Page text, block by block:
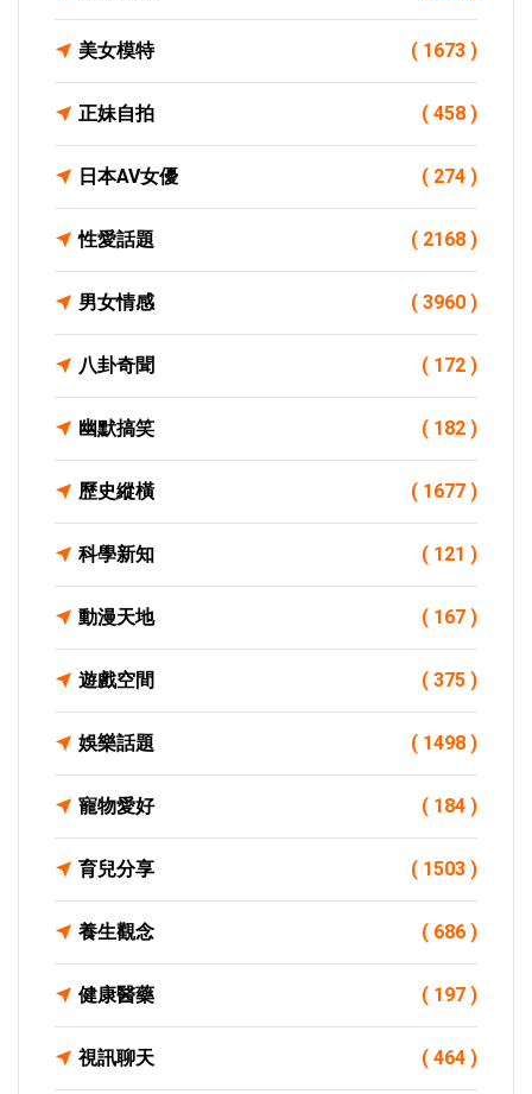
美女模特 ( 1673 )
正妹自拍 ( 458 )
日本AV女優 ( 274 )
性愛話題 ( 2168 )
男女情感 ( 3960 )
八卦奇聞 ( 172 )
幽默搞笑 ( 182 )
歷史縱橫 ( 1677 )
科學新知 ( 121 )
動漫天地 ( 167 )
遊戲空間 ( 375 )
娛樂話題 ( 1498 )
寵物愛好 ( 184 )
育兒分享 ( 1503 )
養生觀念 ( 686 )
健康醫藥 ( 197 )
視訊聊天 ( 464 )